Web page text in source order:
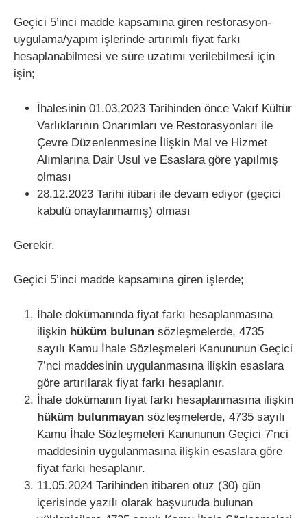
Geçici 5’inci madde kapsamına giren restorasyon-
uygulama/yapım işlerinde artırımlı fiyat farkı
hesaplanabilmesi ve süre uzatımı verilebilmesi için
işin;
İhalesinin 01.03.2023 Tarihinden önce Vakıf Kültür
Varlıklarının Onarımları ve Restorasyonları ile
Çevre Düzenlenmesine İlişkin Mal ve Hizmet
Alımlarına Dair Usul ve Esaslara göre yapılmış
olması
28.12.2023 Tarihi itibari ile devam ediyor (geçici
kabulü onaylanmamış) olması
Gerekir.
Geçici 5’inci madde kapsamına giren işlerde;
İhale dokümanında fiyat farkı hesaplanmasına
ilişkin hüküm bulunansözleşmelerde, 4735
sayılı Kamu İhale Sözleşmeleri Kanununun Geçici
7’nci maddesinin uygulanmasına ilişkin esaslara
göre artırılarak fiyat farkı hesaplanır.
İhale dokümanın fiyat farkı hesaplanmasına ilişkin
hüküm bulunmayansözleşmelerde, 4735 sayılı
Kamu İhale Sözleşmeleri Kanununun Geçici 7’nci
maddesinin uygulanmasına ilişkin esaslara göre
fiyat farkı hesaplanır.
11.05.2024 Tarihinden itibaren otuz (30) gün
içerisinde yazılı olarak başvuruda bulunan